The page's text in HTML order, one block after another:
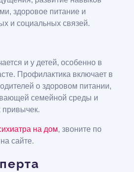
здоровое питание и
и социальных связей.
и у детей, особенно в
Профилактика включает в
о здоровом питании,
семейной среды и
на дом, звоните по
сайте.